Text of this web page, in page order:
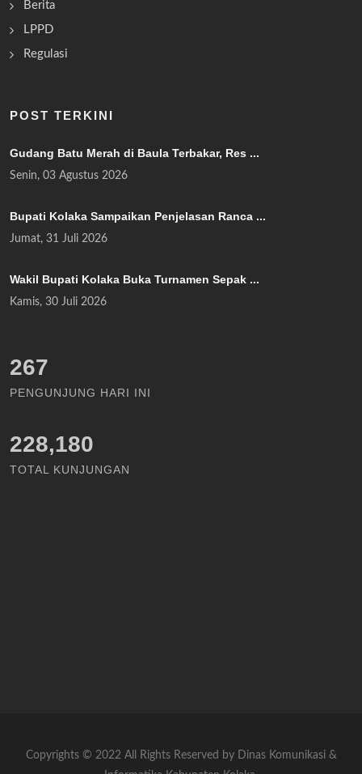
Berita
LPPD
Regulasi
POST TERKINI
Gudang Batu Merah di Baula Terbakar, Res ...
Senin, 03 Agustus 2026
Bupati Kolaka Sampaikan Penjelasan Ranca ...
Jumat, 31 Juli 2026
Wakil Bupati Kolaka Buka Turnamen Sepak ...
Kamis, 30 Juli 2026
308
PENGUNJUNG HARI INI
228,180
TOTAL KUNJUNGAN
Copyrights © 2022 All Rights Reserved by Dinas Komunikasi &